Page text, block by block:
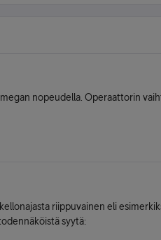
nopeudella. Operaattorin
riippuvainen eli
syytä: